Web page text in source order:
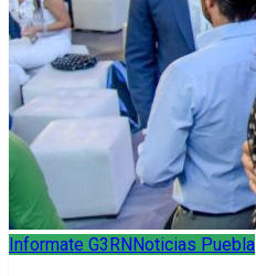
Informate G3RN Noticias Puebla